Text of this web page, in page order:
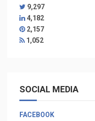
9,297
4,182
2,157
1,052
SOCIAL MEDIA
FACEBOOK